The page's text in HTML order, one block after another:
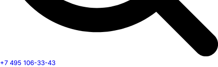
+7 495 106-33-43